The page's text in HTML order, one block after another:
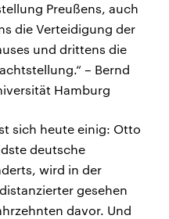
Preußens, auch
die Verteidigung der
und drittens die
– Bernd
Hamburg
sich heute einig: Otto
deutsche
wird in der
gesehen
davor. Und